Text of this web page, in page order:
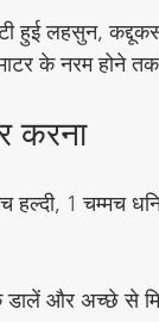
हुई लहसुन,
के नरम होने
करना
हल्दी, 1 चम्मच
और अच्छे से